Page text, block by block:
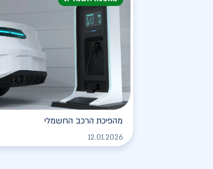
מהפיכת הרכב החשמלי
12.01.2026